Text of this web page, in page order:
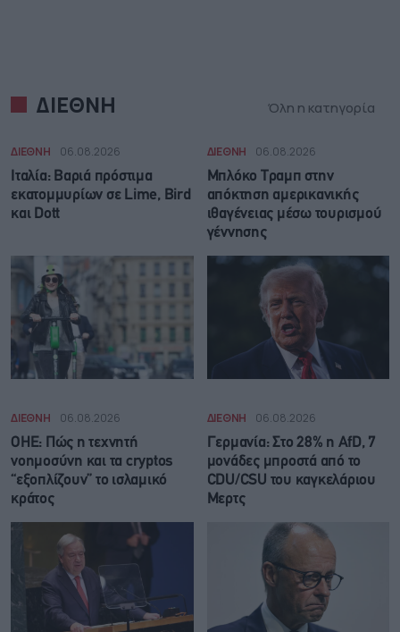
ΔΙΕΘΝΗ Όλη η κατηγορία
ΔΙΕΘΝΗ 06.08.2026
Ιταλία: Βαριά πρόστιμα
εκατομμυρίων σε Lime, Bird
και Dott
ΔΙΕΘΝΗ 06.08.2026
Μπλόκο Τραμπ στην
απόκτηση αμερικανικής
ιθαγένειας μέσω τουρισμού
γέννησης
ΔΙΕΘΝΗ 06.08.2026
ΟΗΕ: Πώς η τεχνητή
νοημοσύνη και τα cryptos
“εξοπλίζουν” το ισλαμικό
κράτος
ΔΙΕΘΝΗ 06.08.2026
Γερμανία: Στο 28% η AfD, 7
μονάδες μπροστά από το
CDU/CSU του καγκελάριου
Μερτς